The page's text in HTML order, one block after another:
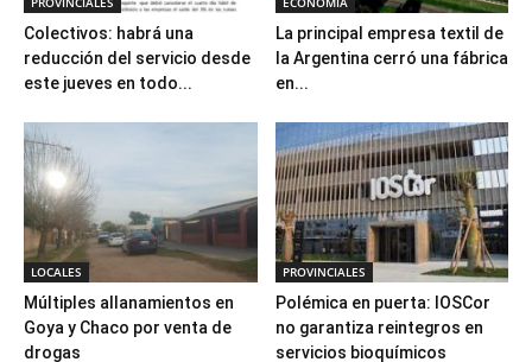
Colectivos: habrá una
reducción del servicio desde
este jueves en todo...
La principal empresa textil de
la Argentina cerró una fábrica
en...
LOCALES
Múltiples allanamientos en
Goya y Chaco por venta de
drogas
PROVINCIALES
Polémica en puerta: IOSCor
no garantiza reintegros en
servicios bioquímicos